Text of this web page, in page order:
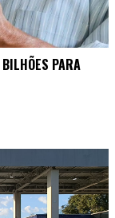
PARA